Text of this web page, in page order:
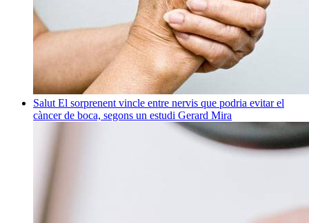
Salut El sorprenent vincle entre nervis que podria evitar el
càncer de boca, segons un estudi Gerard Mira